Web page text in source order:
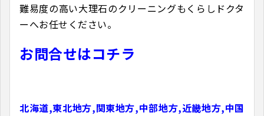
難易度の高い大理石のクリーニングもくらしドクタ
ーへお任せください。
お問合せはコチラ
北海道,東北地方,関東地方,中部地方,近畿地方,中国